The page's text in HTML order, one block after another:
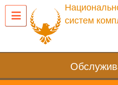
систем